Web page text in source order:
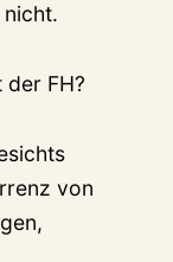
FH?
von